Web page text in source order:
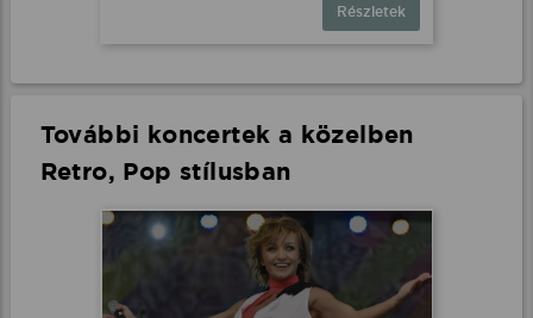
Részletek
További koncertek a közelben
Retro, Pop stílusban